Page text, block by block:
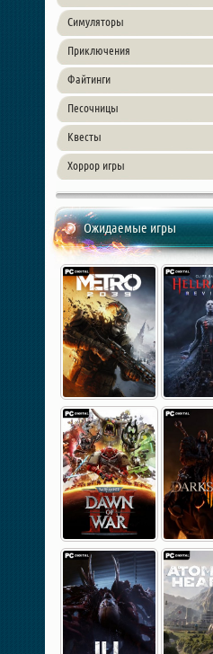
Симуляторы
Приключения
Файтинги
Песочницы
Квесты
Хоррор игры
Ожидаемые игры